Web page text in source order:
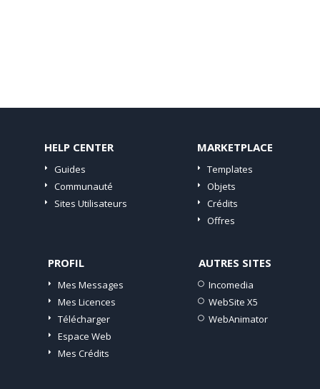
HELP CENTER
Guides
Communauté
Sites Utilisateurs
MARKETPLACE
Templates
Objets
Crédits
Offres
PROFIL
Mes Messages
Mes Licences
Télécharger
Espace Web
Mes Crédits
AUTRES SITES
Incomedia
WebSite X5
WebAnimator